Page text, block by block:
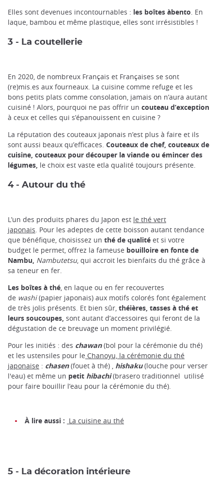
Elles sont devenues incontournables : les boîtes àbento . En
laque, bambou et même plastique, elles sont irrésistibles !
3 - La coutellerie
En 2020, de nombreux Français et Françaises se sont
(re)mis.es aux fourneaux. La cuisine comme refuge et les
bons petits plats comme consolation, jamais on n’aura autant
cuisiné ! Alors, pourquoi ne pas offrir un couteau d’exception
à ceux et celles qui s’épanouissent en cuisine ?
La réputation des couteaux japonais n’est plus à faire et ils
sont aussi beaux qu’efficaces. Couteaux de chef, couteaux de
cuisine, couteaux pour découper la viande ou émincer des
légumes, le choix est vaste etla qualité toujours présente.
4 - Autour du thé
L’un des produits phares du Japon est le thé vert
japonais. Pour les adeptes de cette boisson autant tendance
que bénéfique, choisissez un thé de qualité et si votre
budget le permet, offrez la fameuse bouilloire en fonte de
Nambu, Nambutetsu, qui accroit les bienfaits du thé grâce à
sa teneur en fer.
Les boîtes à thé, en laque ou en fer recouvertes
de washi(papier japonais) aux motifs colorés font également
de très jolis présents. Et bien sûr, théières, tasses à thé et
leurs soucoupes, sont autant d’accessoires qui feront de la
dégustation de ce breuvage un moment privilégié.
Pour les initiés : des chawan (bol pour la cérémonie du thé)
et les ustensiles pour le Chanoyu, la cérémonie du thé
japonaise : chasen (fouet à thé) , hishaku (louche pour verser
l'eau) et même un petit hibachi (brasero traditionnel utilisé
pour faire bouillir l’eau pour la cérémonie du thé).
À lire aussi : La cuisine au thé
5 - La décoration intérieure